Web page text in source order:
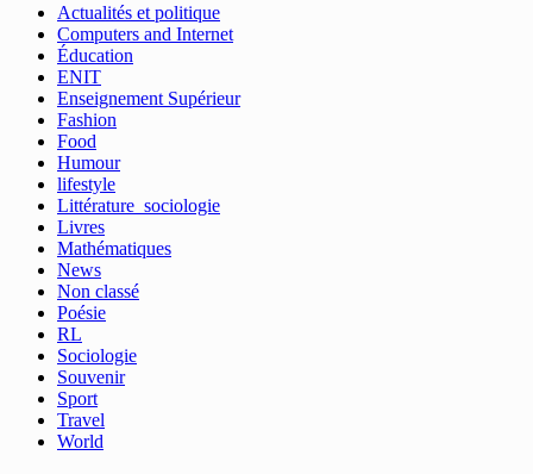
Actualités et politique
Computers and Internet
Éducation
ENIT
Enseignement Supérieur
Fashion
Food
Humour
lifestyle
Littérature_sociologie
Livres
Mathématiques
News
Non classé
Poésie
RL
Sociologie
Souvenir
Sport
Travel
World